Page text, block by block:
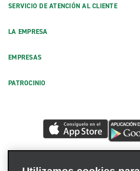
SERVICIO DE ATENCIÓN AL CLIENTE
LA EMPRESA
EMPRESAS
PATROCINIO